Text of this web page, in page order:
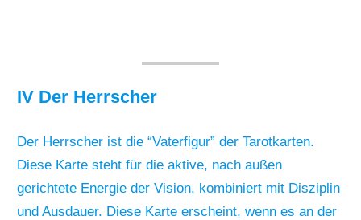
IV Der Herrscher
Der Herrscher ist die “Vaterfigur” der Tarotkarten.
Diese Karte steht für die aktive, nach außen
gerichtete Energie der Vision, kombiniert mit Disziplin
und Ausdauer. Diese Karte erscheint, wenn es an der